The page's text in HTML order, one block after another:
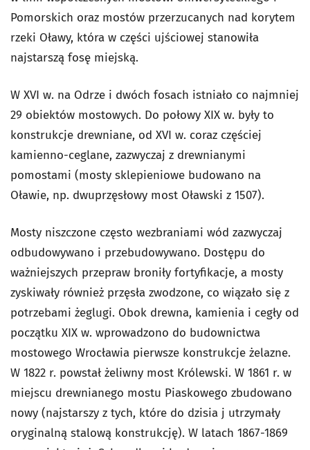
Pomorskich oraz mostów przerzucanych nad korytem
rzeki Oławy, która w części ujściowej stanowiła
najstarszą fosę miejską.
W XVI w. na Odrze i dwóch fosach istniało co najmniej
29 obiektów mostowych. Do połowy XIX w. były to
konstrukcje drewniane, od XVI w. coraz częściej
kamienno-ceglane, zazwyczaj z drewnianymi
pomostami (mosty sklepieniowe budowano na
Oławie, np. dwuprzęsłowy most Oławski z 1507).
Mosty niszczone często wezbraniami wód zazwyczaj
odbudowywano i przebudowywano. Dostępu do
ważniejszych przepraw broniły fortyfikacje, a mosty
zyskiwały również przęsła zwodzone, co wiązało się z
potrzebami żeglugi. Obok drewna, kamienia i cegły od
początku XIX w. wprowadzono do budownictwa
mostowego Wrocławia pierwsze konstrukcje żelazne.
W 1822 r. powstał żeliwny most Królewski. W 1861 r. w
miejscu drewnianego mostu Piaskowego zbudowano
nowy (najstarszy z tych, które do dzisia j utrzymały
oryginalną stalową konstrukcję). W latach 1867-1869